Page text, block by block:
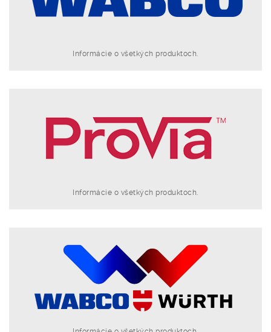
Informácie o všetkých produktoch.
Informácie o všetkých produktoch.